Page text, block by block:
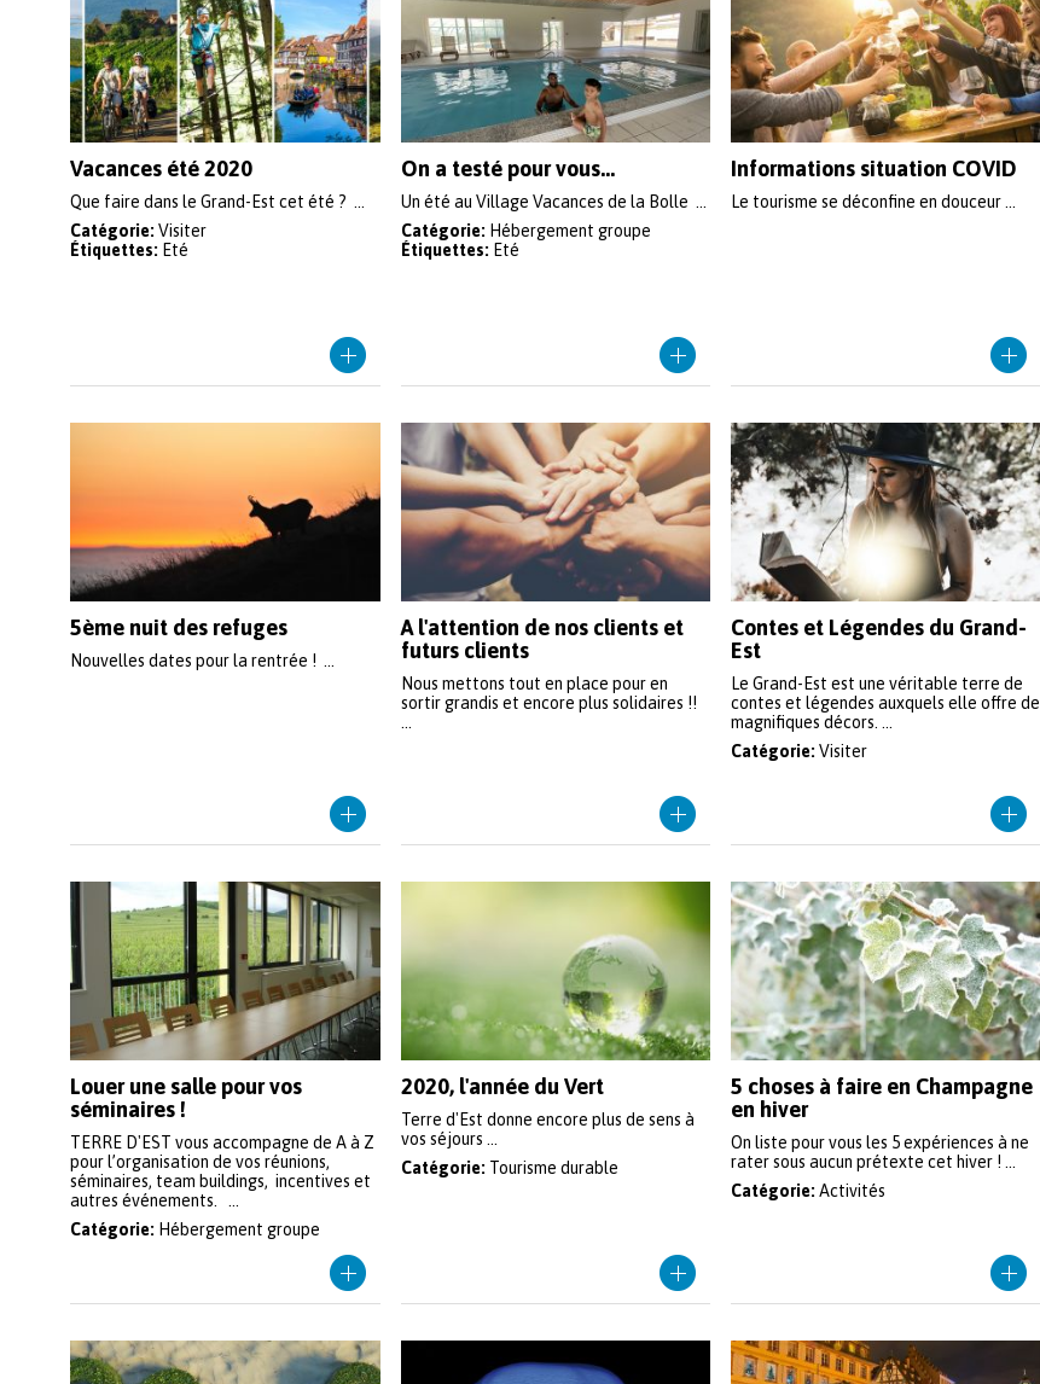
Vacances été 2020
Que faire dans le Grand-Est cet été ? ...
Catégorie: Visiter
Étiquettes: Eté
On a testé pour vous...
Un été au Village Vacances de la Bolle ...
Catégorie: Hébergement groupe
Étiquettes: Eté
Informations situation COVID
Le tourisme se déconfine en douceur ...
5ème nuit des refuges
Nouvelles dates pour la rentrée ! ...
A l'attention de nos clients et
futurs clients
Nous mettons tout en place pour en
sortir grandis et encore plus solidaires !!
...
Contes et Légendes du Grand-
Est
Le Grand-Est est une véritable terre de
contes et légendes auxquels elle offre de
magnifiques décors. ...
Catégorie:Visiter
Louer une salle pour vos
séminaires !
TERRE D'EST vous accompagne de A à Z
pour l’organisation de vos réunions,
séminaires, team buildings, incentives et
autres événements. ...
Catégorie: Hébergement groupe
2020, l'année du Vert
Terre d'Est donne encore plus de sens à
vos séjours ...
Catégorie: Tourisme durable
5 choses à faire en Champagne
en hiver
On liste pour vous les 5 expériences à ne
rater sous aucun prétexte cet hiver ! ...
Catégorie:Activités